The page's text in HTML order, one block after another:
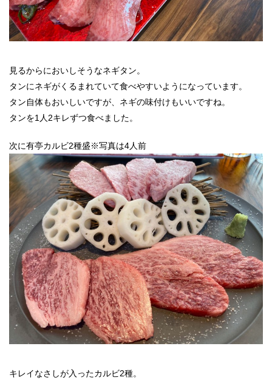
見るからにおいしそうなネギタン。
タンにネギがくるまれていて食べやすいようになっています。
タン自体もおいしいですが、ネギの味付けもいいですね。
タンを1人2キレずつ食べました。
次に有亭カルビ2種盛※写真は4人前
キレイなさしが入ったカルビ2種。